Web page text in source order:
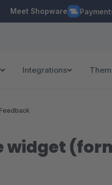
Meet Shopware
Integrations
widget